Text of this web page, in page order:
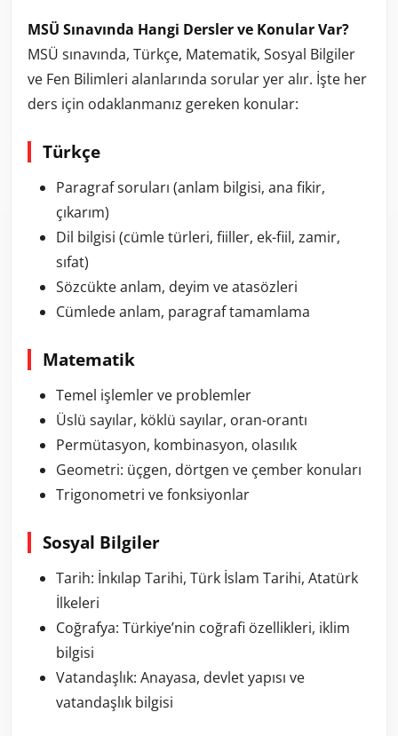
MSÜ Sınavında Hangi Dersler ve Konular Var?
MSÜ sınavında, Türkçe, Matematik, Sosyal Bilgiler
ve Fen Bilimleri alanlarında sorular yer alır. İşte her
ders için odaklanmanız gereken konular:
Türkçe
Paragraf soruları (anlam bilgisi, ana fikir,
çıkarım)
Dil bilgisi (cümle türleri, fiiller, ek-fiil, zamir,
sıfat)
Sözcükte anlam, deyim ve atasözleri
Cümlede anlam, paragraf tamamlama
Matematik
Temel işlemler ve problemler
Üslü sayılar, köklü sayılar, oran-orantı
Permütasyon, kombinasyon, olasılık
Geometri: üçgen, dörtgen ve çember konuları
Trigonometri ve fonksiyonlar
Sosyal Bilgiler
Tarih: İnkılap Tarihi, Türk İslam Tarihi, Atatürk
İlkeleri
Coğrafya: Türkiye’nin coğrafi özellikleri, iklim
bilgisi
Vatandaşlık: Anayasa, devlet yapısı ve
vatandaşlık bilgisi